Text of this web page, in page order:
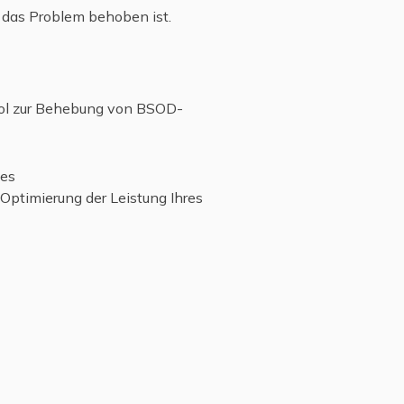
Problem behoben ist.
zur Behebung von BSOD-
der Leistung Ihres